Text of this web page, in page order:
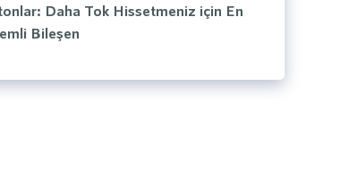
Daha Tok Hissetmeniz için En
Bileşen